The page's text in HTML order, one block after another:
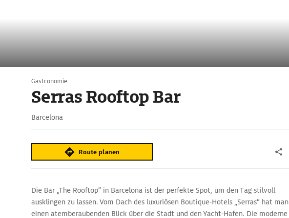
Gastronomie
Serras Rooftop Bar
Barcelona
Route planen
Die Bar „The Rooftop“ in Barcelona ist der perfekte Spot, um den Tag stilvoll
ausklingen zu lassen. Vom Dach des luxuriösen Boutique-Hotels „Serras“ hat man
einen atemberaubenden Blick über die Stadt und den Yacht-Hafen. Die moderne